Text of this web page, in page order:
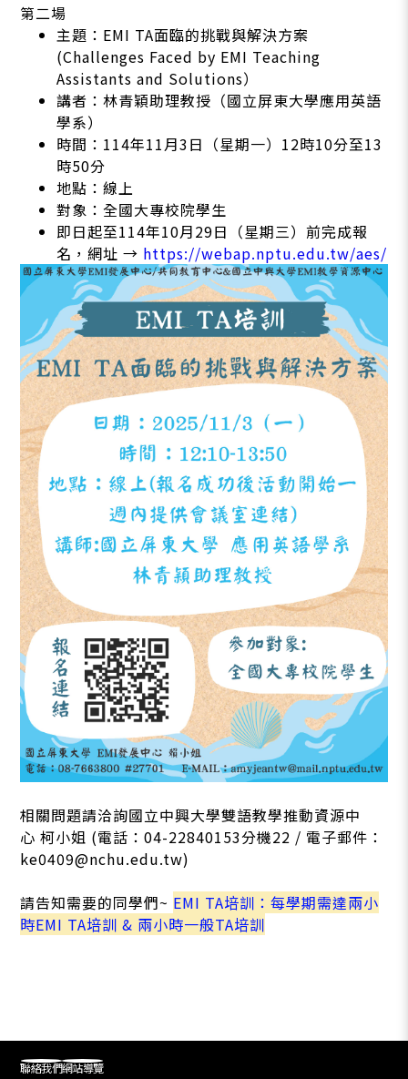
第二場
主題：EMI TA面臨的挑戰與解決方案
(Challenges Faced by EMI Teaching
Assistants and Solutions）
講者：林青穎助理教授（國立屏東大學應用英語
學系）
時間：114年11月3日（星期一）12時10分至13
時50分
地點：線上
對象：全國大專校院學生
即日起至114年10月29日（星期三）前完成報
名，網址 → https://webap.nptu.edu.tw/aes/
相關問題請洽詢國立中興大學雙語教學推動資源中
心 柯小姐 (電話：04-22840153分機22 / 電子郵件：
ke0409@nchu.edu.tw)
請告知需要的同學們~ EMI TA培訓：每學期需達兩小
時EMI TA培訓 & 兩小時一般TA培訓
聯絡我們網站導覽